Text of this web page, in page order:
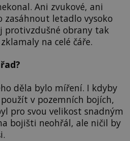
Ani zvukové, ani
zasáhnout letadlo vysoko
protivzdušné obrany tak
na celé čáře.
děla bylo míření. I kdyby
v pozemních bojích,
pro svou velikost snadným
bojišti neohřál, ale ničil by